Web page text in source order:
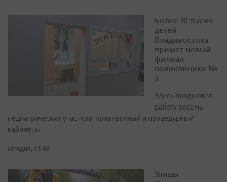
Более 10 тысяч
детей
Владивостока
примет новый
филиал
поликлиники №
3
Здесь продолжат
работу восемь
педиатрических участков, прививочный и процедурный
кабинеты
сегодня, 15:08
Улицы